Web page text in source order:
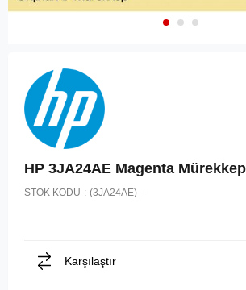
HP 3JA24AE Magenta
STOK KODU (3JA24AE)
Karşılaştır